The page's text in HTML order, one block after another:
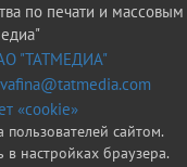
по печати и массовым
"ТАТМЕДИА"
vafina@tatmedia.com
«cookie»
сайтом.
настройках браузера.